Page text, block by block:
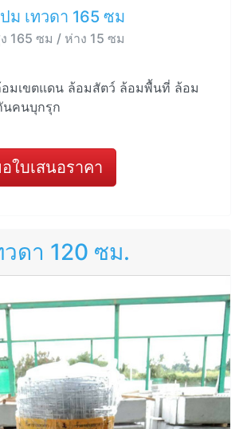
ม เทวดา 165 ซม
165 ซม / ห่าง 15 ซม
อมเขตแดน ล้อมสัตว์ ล้อมพื้นที่ ล้อม
คนบุกรุก
ใบเสนอราคา
ดา 120 ซม.